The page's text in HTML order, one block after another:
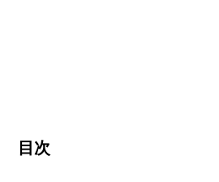
目次